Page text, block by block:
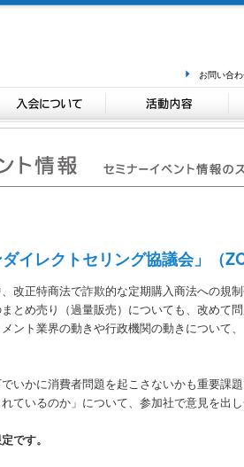
お問い合
イレクトセリング協議会」（
改正特商法で詐欺的な定期購入商法への規制
とめ売り（過量販売）についても、改めて問
ント業界の動きや行政機関の動きについて
いかに消費者問題を起こさないかも重要課
ているのか」について、参加社で意見を出
です。